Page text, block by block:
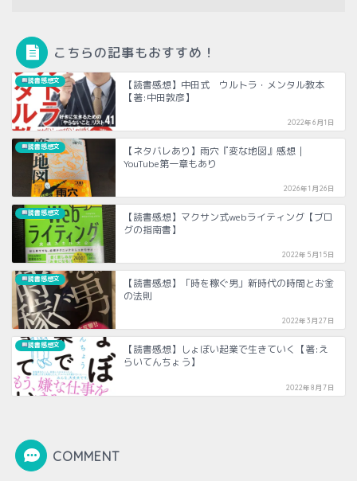
こちらの記事もおすすめ！
読書感想文
【読書感想】中田式 ウルトラ・メンタル教本
【著:中田敦彦】
2022年6月1日
読書感想文
【ネタバレあり】雨穴『変な地図』感想｜
YouTube第一章もあり
2026年1月26日
読書感想文
【読書感想】マクサン式webライティング【ブロ
グの指南書】
2022年5月15日
読書感想文
【読書感想】「時を稼ぐ男」新時代の時間とお金
の法則
2022年3月27日
読書感想文
【読書感想】しょぼい起業で生きていく【著:え
らいてんちょう】
2022年8月7日
COMMENT